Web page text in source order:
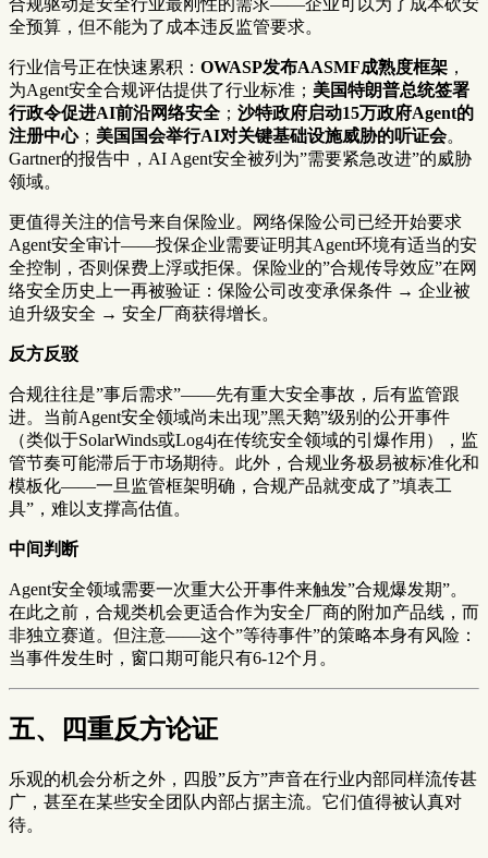
全预算，但不能为了成本违反监管要求。
行业信号正在快速累积： OWASP发布AASMF成熟度框架 ，
为Agent安全合规评估提供了行业标准； 美国特朗普总统签署
行政令促进AI前沿网络安全 ； 沙特政府启动15万政府Agent的
注册中心； 美国国会举行AI对关键基础设施威胁的听证会。
Gartner的报告中，AI Agent安全被列为”需要紧急改进”的威胁
领域。
更值得关注的信号来自保险业。网络保险公司已经开始要求
Agent安全审计——投保企业需要证明其Agent环境有适当的安
全控制，否则保费上浮或拒保。保险业的”合规传导效应”在网
络安全历史上一再被验证：保险公司改变承保条件 → 企业被
迫升级安全 → 安全厂商获得增长。
反方反驳
合规往往是”事后需求”——先有重大安全事故，后有监管跟
进。当前Agent安全领域尚未出现”黑天鹅”级别的公开事件
（类似于SolarWinds或Log4j在传统安全领域的引爆作用），监
管节奏可能滞后于市场期待。此外，合规业务极易被标准化和
模板化——一旦监管框架明确，合规产品就变成了”填表工
具”，难以支撑高估值。
中间判断
Agent安全领域需要一次重大公开事件来触发”合规爆发期”。
在此之前，合规类机会更适合作为安全厂商的附加产品线，而
非独立赛道。但注意——这个”等待事件”的策略本身有风险：
当事件发生时，窗口期可能只有6-12个月。
五、四重反方论证
乐观的机会分析之外，四股”反方”声音在行业内部同样流传甚
广，甚至在某些安全团队内部占据主流。它们值得被认真对
待。